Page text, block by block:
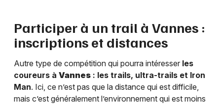
Participer à un trail à Vannes :
inscriptions et distances
Autre type de compétition qui pourra intéresser les
coureurs à Vannes : les trails, ultra-trails et Iron
Man. Ici, ce n’est pas que la distance qui est difficile,
mais c’est généralement l’environnement qui est moins